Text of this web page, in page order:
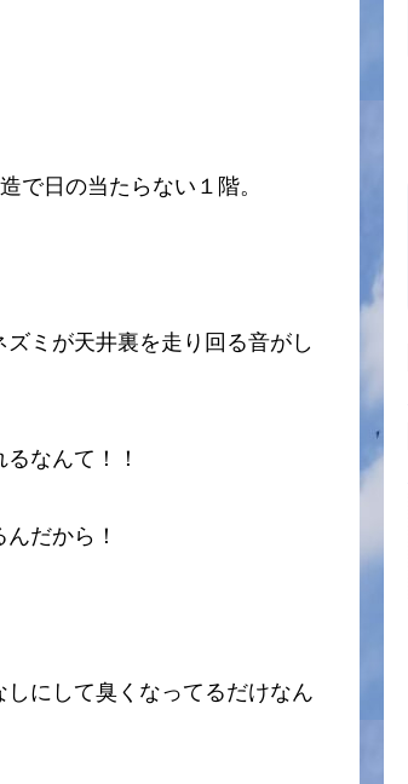
で日の当たらない１階。
ミが天井裏を走り回る音がし
なんて！！
だから！
にして臭くなってるだけなん